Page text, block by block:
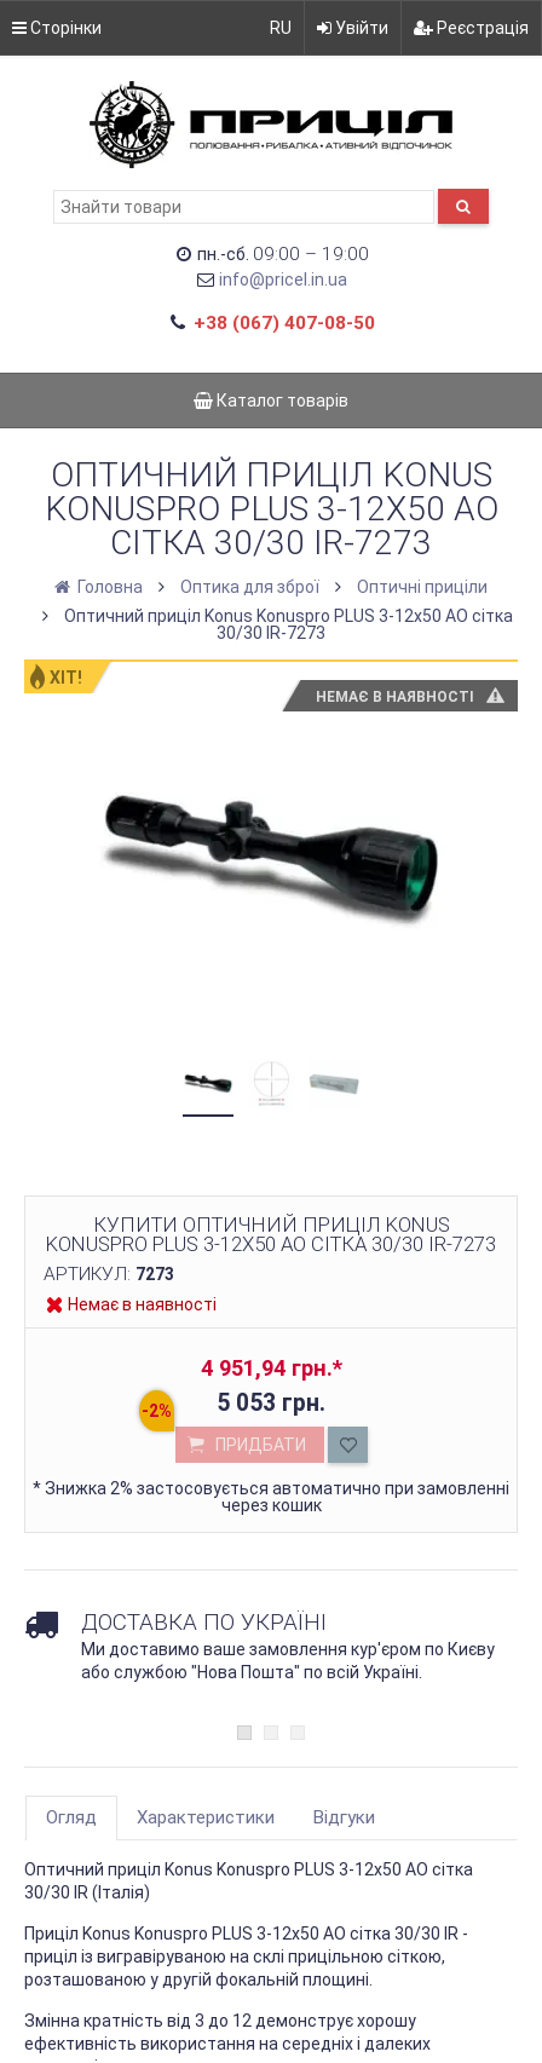
Сторінки RU Увійти Реєстрація
пн.-сб. 09:00 – 19:00
info@pricel.in.ua
+38 (067) 407-08-50
Каталог товарів
ОПТИЧНИЙ ПРИЦІЛ KONUS
KONUSPRO PLUS 3-12X50 AO
СІТКА 30/30 IR-7273
Головна Оптика для зброї
Оптичні приціли
Оптичний приціл Konus Konuspro PLUS 3-12x50 AO сітка
30/30 IR-7273
ХІТ!
НЕМАЄ В НАЯВНОСТІ
КУПИТИ ОПТИЧНИЙ ПРИЦІЛ KONUS
KONUSPRO PLUS 3-12X50 AO СІТКА 30/30 IR-7273
АРТИКУЛ: 7273
Немає в наявності
4 951,94 грн.*
5 053 грн.
ПРИДБАТИ
*Знижка 2% застосовується автоматично при замовленні
через кошик
ДОСТАВКА ПО УКРАЇНІ
Ми доставимо ваше замовлення кур'єром по Києву
або службою "Нова Пошта" по всій Україні.
Огляд Характеристики Відгуки
Оптичний приціл Konus Konuspro PLUS 3-12x50 AO сітка
30/30 IR (Італія)
Приціл Konus Konuspro PLUS 3-12x50 AO сітка 30/30 IR -
приціл із вигравіруваною на склі прицільною сіткою,
розташованою у другій фокальній площині.
Змінна кратність від 3 до 12 демонструє хорошу
ефективність використання на середніх і далеких